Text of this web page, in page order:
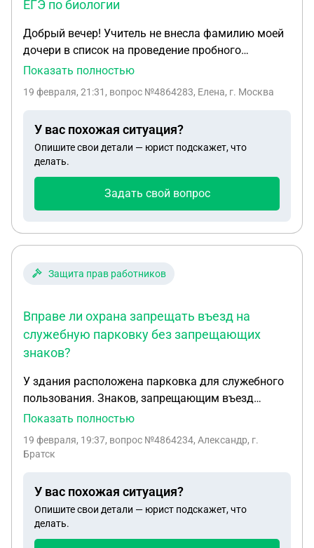
ЕГЭ по биологии
Добрый вечер! Учитель не внесла фамилию моей
дочери в список на проведение пробного
экзамена ЕГЭ по биологии! И считает что ничего
плачет!! Что можно сделать!!!
Показать полностью
19 февраля, 21:31 , вопрос №4864283, Елена, г. Москва
У вас похожая ситуация?
Опишите свои детали — юрист подскажет, что
делать.
Задать свой вопрос
Защита прав работников
Вправе ли охрана запрещать въезд на
служебную парковку без запрещающих
знаков?
У здания расположена парковка для служебного
пользования. Знаков, запрещающим въезд
посторонних автомобилей, нет. Есть только
пользования этой парковкой. Вправе ли охрана
посторонние, а так же работающие в этом здании
сотру дники).Предупреждающих знаков нет
Показать полностью
19 февраля, 19:37, вопрос №4864234, Александр, г.
Братск
У вас похожая ситуация?
Опишите свои детали — юрист подскажет, что
делать.